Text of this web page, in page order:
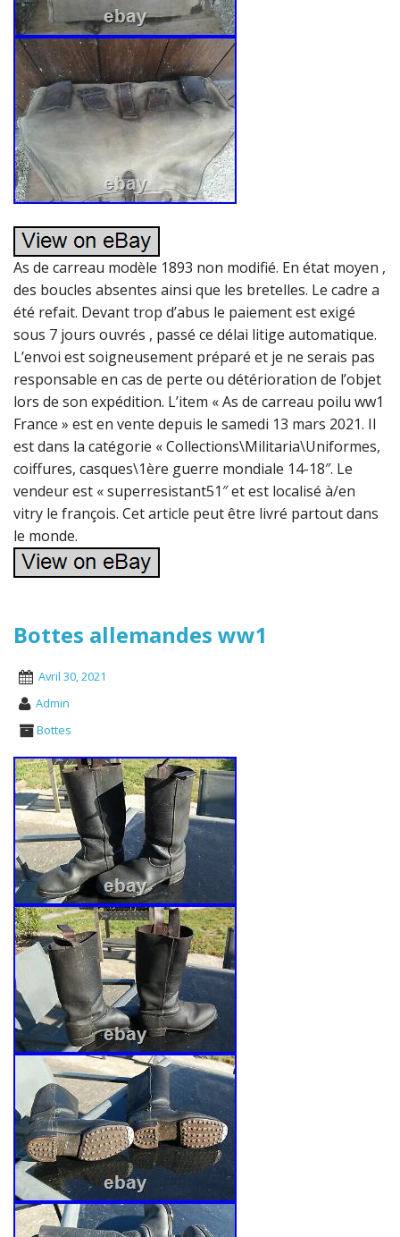
As de carreau modèle 1893 non modifié. En état moyen ,
des boucles absentes ainsi que les bretelles. Le cadre a
été refait. Devant trop d’abus le paiement est exigé
sous 7 jours ouvrés , passé ce délai litige automatique.
L’envoi est soigneusement préparé et je ne serais pas
responsable en cas de perte ou détérioration de l’objet
lors de son expédition. L’item « As de carreau poilu ww1
France » est en vente depuis le samedi 13 mars 2021. Il
est dans la catégorie « Collections\Militaria\Uniformes,
coiffures, casques\1ère guerre mondiale 14-18″. Le
vendeur est « superresistant51″ et est localisé à/en
vitry le françois. Cet article peut être livré partout dans
le monde.
Bottes allemandes ww1
Avril 30, 2021
Admin
Bottes